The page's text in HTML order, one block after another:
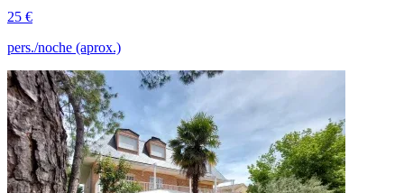
25 €
pers./noche (aprox.)